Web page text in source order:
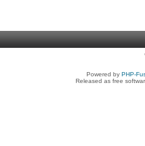
Powered by PHP-
Released as free